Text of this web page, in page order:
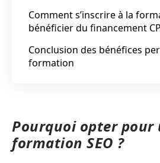
Comment s’inscrire à la
bénéficier du financement
Conclusion des bénéfices
formation
Pourquoi opter pour
formation SEO ?